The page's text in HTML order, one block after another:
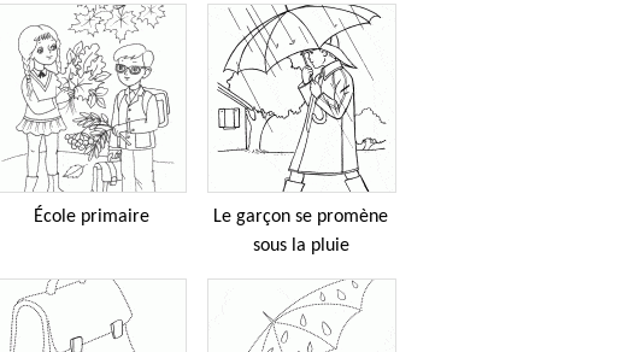
École primaire
Le garçon se promène
sous la pluie